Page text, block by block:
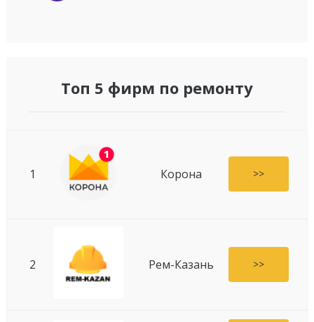
Топ 5 фирм по ремонту
1 Корона >>
2 Рем-Казань >>